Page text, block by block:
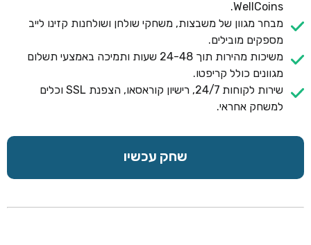
WellCoins.
מבחר מגוון של משבצות, משחקי שולחן ושולחנות קזינו לייב
מספקים מובילים.
משיכות מהירות תוך 24-48 שעות ותמיכה באמצעי תשלום
מגוונים כולל קריפטו.
שירות לקוחות 24/7, רישיון קוראסאו, הצפנת SSL וכלים
למשחק אחראי.
שחק עכשיו